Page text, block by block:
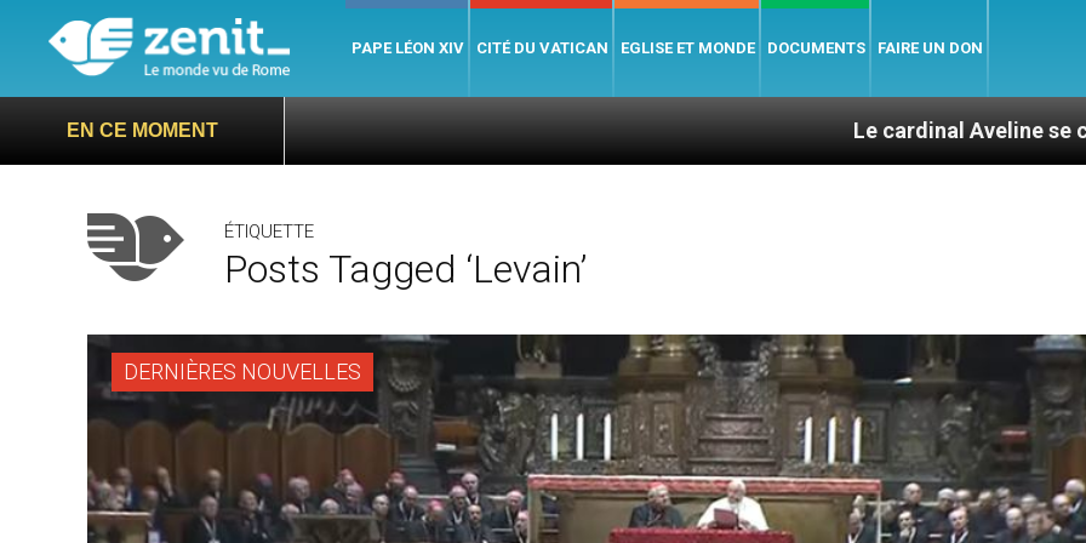
PAPE LÉON XIV CITÉ DU VATICAN EGLISE ET MONDE DOCUMENTS FAIRE UN DON
EN CE MOMENT Le cardinal Aveline se confie :
ÉTIQUETTE
Posts Tagged ‘levain’
DERNIÈRES NOUVELLES